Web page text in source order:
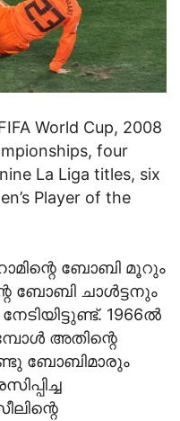
World Cup, 2008
four
La Liga titles, six
Player of the
ബോബി മൂറും
ബോബി ചാള്‍ട്ടനും
1966ല്‍
അതിന്റെ
ബോബിമാരും